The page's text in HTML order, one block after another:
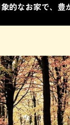
的なお家で、豊